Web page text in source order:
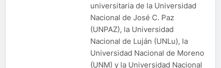
universitaria de la Universidad
Nacional de José C. Paz
(UNPAZ), la Universidad
Nacional de Luján (UNLu), la
Universidad Nacional de Moreno
(UNM) y la Universidad Nacional